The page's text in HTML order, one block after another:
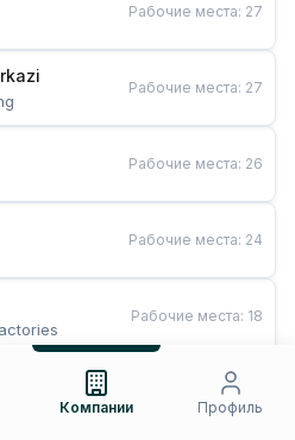
Рабочие места: 27
Рабочие места: 27
Рабочие места: 26
Рабочие места: 24
Рабочие места: 18
Рабочие места
Компании Профиль